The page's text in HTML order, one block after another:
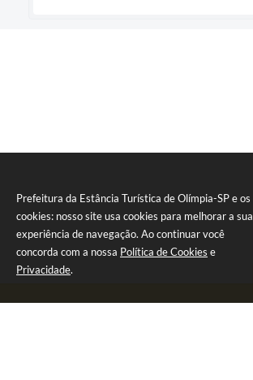
Prefeitura da Estância Turística de Olímpia-SP e os
cookies: nosso site usa cookies para melhorar a sua
experiência de navegação. Ao continuar você
concorda com a nossa Política de Cookies e
Privacidade.